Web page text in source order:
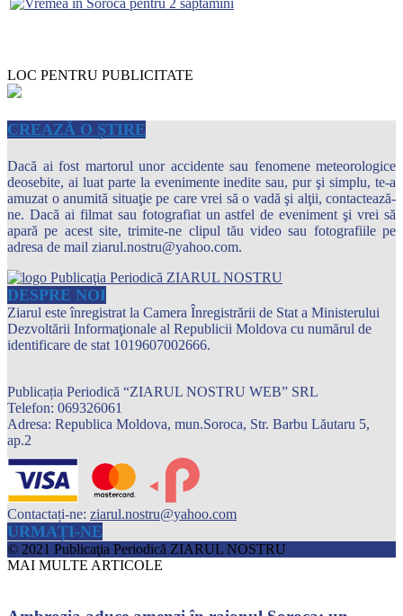
LOC PENTRU PUBLICITATE
CREAZĂ O ȘTIRE
Dacă ai fost martorul unor accidente sau fenomene meteorologice
deosebite, ai luat parte la evenimente inedite sau, pur şi simplu, te-a
amuzat o anumită situaţie pe care vrei să o vadă şi alţii, contactează-
ne. Dacă ai filmat sau fotografiat un astfel de eveniment şi vrei să
apară pe acest site, trimite-ne clipul tău video sau fotografiile pe
adresa de mail ziarul.nostru@yahoo.com.
DESPRE NOI
Ziarul este înregistrat la Camera Înregistrării de Stat a Ministerului
Dezvoltării Informaţionale al Republicii Moldova cu numărul de
identificare de stat 1019607002666.
Publicația Periodică “ZIARUL NOSTRU WEB” SRL
Telefon: 069326061
Adresa: Republica Moldova, mun.Soroca, Str. Barbu Lăutaru 5,
ap.2
Contactați-ne: ziarul.nostru@yahoo.com
URMAȚI-NE
© 2021 Publicaţia Periodică ZIARUL NOSTRU
MAI MULTE ARTICOLE